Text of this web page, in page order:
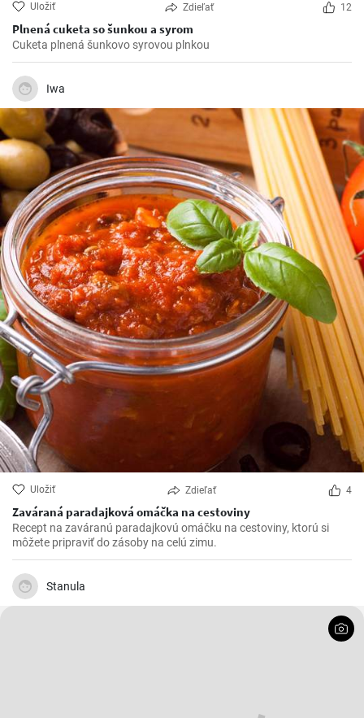
Uložiť Zdieľať 12
Plnená cuketa so šunkou a syrom
Cuketa plnená šunkovo syrovou plnkou
Iwa
Uložiť Zdieľať 4
Zaváraná paradajková omáčka na cestoviny
Recept na zaváranú paradajkovú omáčku na cestoviny, ktorú si
môžete pripraviť do zásoby na celú zimu.
Stanula